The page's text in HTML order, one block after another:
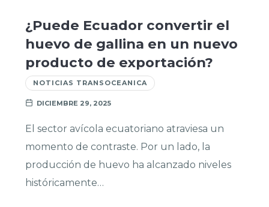
¿Puede Ecuador convertir el
huevo de gallina en un nuevo
producto de exportación?
NOTICIAS TRANSOCEANICA
DICIEMBRE 29, 2025
El sector avícola ecuatoriano atraviesa un
momento de contraste. Por un lado, la
producción de huevo ha alcanzado niveles
históricamente…